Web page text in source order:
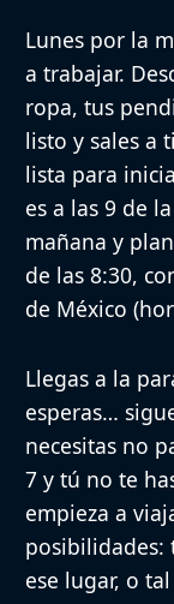
Lunes por la
a trabajar.
ropa, tus
listo y sales a
lista para
es a las 9 de
mañana y
de las 8:30,
de México
Llegas a la
esperas…
necesitas no
7 y tú no te
empieza a
posibilidades:
ese lugar, o